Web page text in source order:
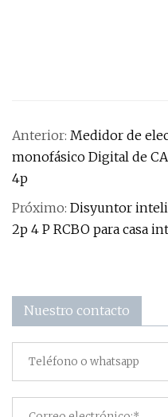
Anterior: Medidor de
monofásico Digital de
4p
Próximo: Disyuntor
2p 4 P RCBO para casa
Nuestro contacto